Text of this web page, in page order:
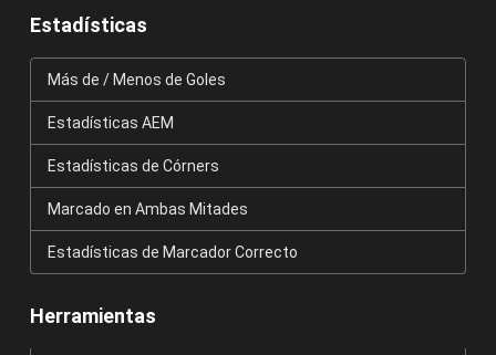
Estadísticas
Más de / Menos de Goles
Estadísticas AEM
Estadísticas de Córners
Marcado en Ambas Mitades
Estadísticas de Marcador Correcto
Herramientas